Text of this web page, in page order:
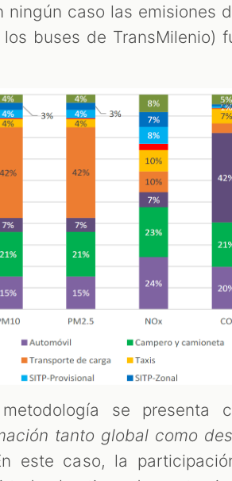
ningún caso las emisiones
los buses de TransMilenio)
se presenta
tanto global como
este caso, la